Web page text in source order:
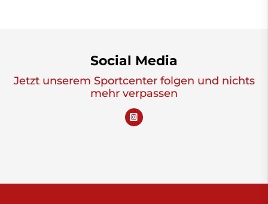
Social Media
Jetzt unserem Sportcenter folgen und nichts
mehr verpassen